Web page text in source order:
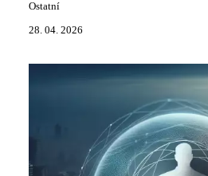
Ostatní
28. 04. 2026